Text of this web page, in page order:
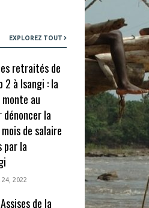
EXPLOREZ TOUT
retraités de
2 à Isangi : la
au
dénoncer la
de salaire
par la
24, 2022
de la